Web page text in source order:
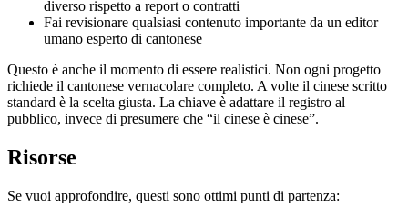
diverso rispetto a report o contratti
Fai revisionare qualsiasi contenuto importante da un editor
umano esperto di cantonese
Questo è anche il momento di essere realistici. Non ogni progetto
richiede il cantonese vernacolare completo. A volte il cinese scritto
standard è la scelta giusta. La chiave è adattare il registro al
pubblico, invece di presumere che “il cinese è cinese”.
Risorse
Se vuoi approfondire, questi sono ottimi punti di partenza: